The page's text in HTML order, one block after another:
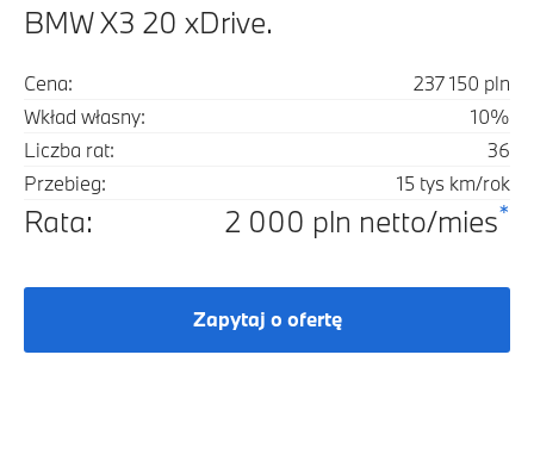
BMW X3 20 xDrive.
Cena:
237 150 pln
Wkład własny:
10%
Liczba rat:
36
Przebieg:
15 tys km/rok
Rata: 2 000 pln netto/mies*
Zapytaj o ofertę